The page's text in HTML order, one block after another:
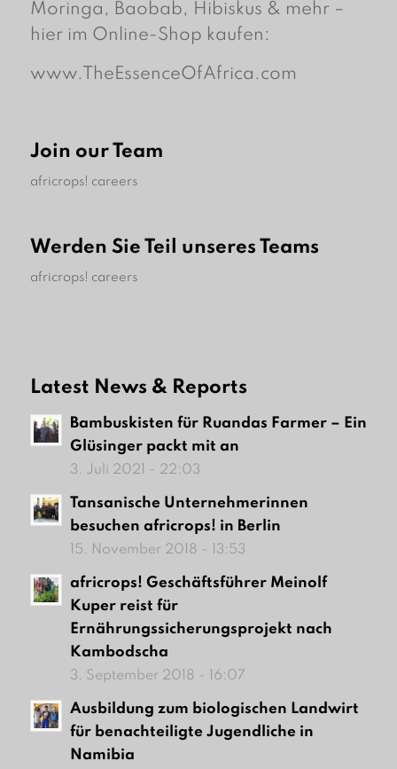
Moringa, Baobab, Hibiskus & mehr –
hier im Online-Shop kaufen:
www.TheEssenceOfAfrica.com
Join our Team
africrops! careers
Werden Sie Teil unseres Teams
africrops! careers
Latest News & Reports
Bambuskisten für Ruandas Farmer – Ein
Glüsinger packt mit an
3. Juli 2021 - 22:03
Tansanische Unternehmerinnen
besuchen africrops! in Berlin
15. November 2018 - 13:53
africrops! Geschäftsführer Meinolf
Kuper reist für
Ernährungssicherungsprojekt nach
Kambodscha
3. September 2018 - 16:07
Ausbildung zum biologischen Landwirt
für benachteiligte Jugendliche in
Namibia